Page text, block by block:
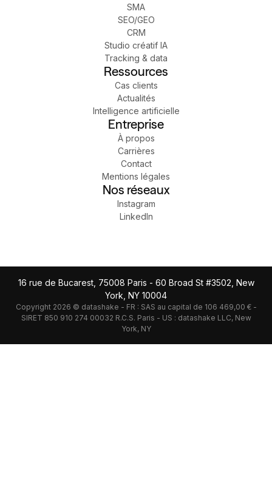
SMA
SEO/GEO
CRM
Studio créatif IA
Tracking & data
Ressources
Cas clients
Actualités
Intelligence artificielle
Entreprise
À propos
Carrières
Contact
Mentions légales
Nos réseaux
Instagram
LinkedIn
16 rue de Bucarest, 75008 Paris - 60 Broad St #3502, New
York, NY 10004
Copyright 2026 © datashake - FR : SAS au capital de 106 469,00 € -
SIRET 850 910 274 00032 R.C.S. Paris - US : datashake LLC, New
York, NY